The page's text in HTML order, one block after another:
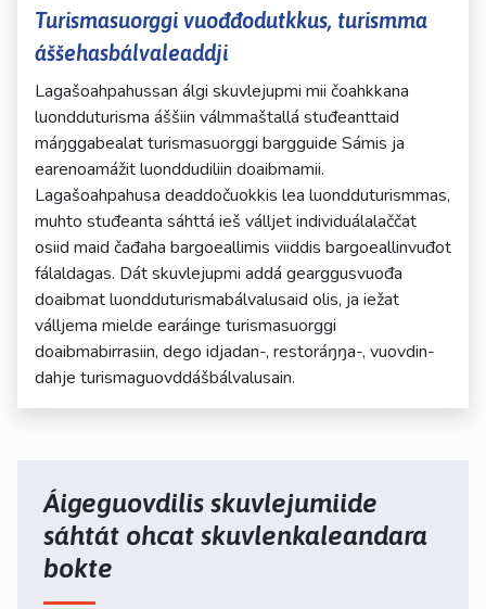
Turismasuorggi vuođđodutkkus, turismma
áššehasbálvaleaddji
Lagašoahpahussan álgi skuvlejupmi mii čoahkkana
luondduturisma áššiin válmmaštallá stuđeanttaid
máŋggabealat turismasuorggi bargguide Sámis ja
earenoamážit luonddudiliin doaibmamii.
Lagašoahpahusa deaddočuokkis lea luondduturismmas,
muhto stuđeanta sáhttá ieš válljet individuálalaččat
osiid maid čađaha bargoeallimis viiddis bargoeallinvuđot
fálaldagas. Dát skuvlejupmi addá gearggusvuođa
doaibmat luondduturismabálvalusaid olis, ja iežat
válljema mielde earáinge turismasuorggi
doaibmabirrasiin, dego idjadan-, restoráŋŋa-, vuovdin-
dahje turismaguovddášbálvalusain.
Áigeguovdilis skuvlejumiide
sáhtát ohcat skuvlenkaleandara
bokte